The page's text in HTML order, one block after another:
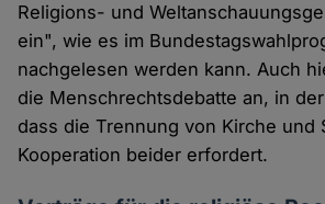
Religions- und
ein", wie es im
nachgelesen werden kann. Auch
die Menschrechtsdebatte an, in
dass die Trennung von Kirche und
Kooperation beider erfordert.